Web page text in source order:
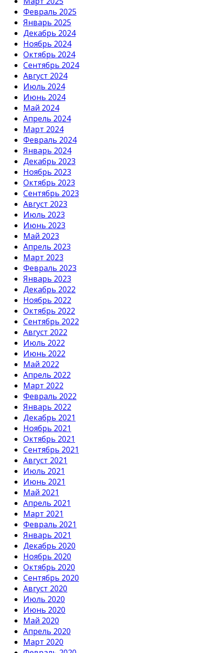
Февраль 2025
Январь 2025
Декабрь 2024
Ноябрь 2024
Октябрь 2024
Сентябрь 2024
Август 2024
Июль 2024
Июнь 2024
Май 2024
Апрель 2024
Март 2024
Февраль 2024
Январь 2024
Декабрь 2023
Ноябрь 2023
Октябрь 2023
Сентябрь 2023
Август 2023
Июль 2023
Июнь 2023
Май 2023
Апрель 2023
Март 2023
Февраль 2023
Январь 2023
Декабрь 2022
Ноябрь 2022
Октябрь 2022
Сентябрь 2022
Август 2022
Июль 2022
Июнь 2022
Май 2022
Апрель 2022
Март 2022
Февраль 2022
Январь 2022
Декабрь 2021
Ноябрь 2021
Октябрь 2021
Сентябрь 2021
Август 2021
Июль 2021
Июнь 2021
Май 2021
Апрель 2021
Март 2021
Февраль 2021
Январь 2021
Декабрь 2020
Ноябрь 2020
Октябрь 2020
Сентябрь 2020
Август 2020
Июль 2020
Июнь 2020
Май 2020
Апрель 2020
Март 2020